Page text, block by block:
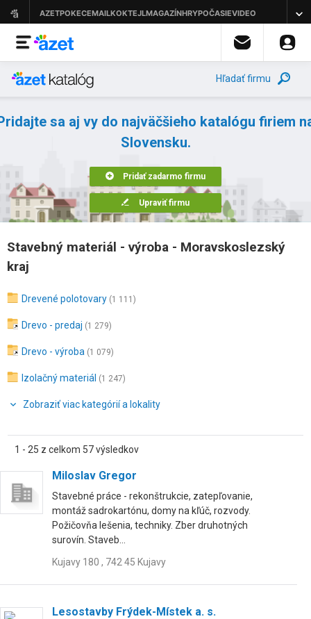
Hľadať firmu
sa aj vy do najväčšieho katalógu firiem
Slovensku.
Pridať zadarmo firmu
Upraviť firmu
Stavebný materiál - výroba - Moravskoslezský
kraj
Drevené polotovary (1 111)
Drevo - predaj (1 279)
Drevo - výroba (1 079)
Izolačný materiál (1 247)
Zobraziť viac kategórií a lokality
1 - 25 z celkom 57 výsledkov
Miloslav Gregor
Stavebné práce - rekonštrukcie, zatepľovanie,
montáž sadrokartónu, domy na kľúč, rozvody.
Požičovňa lešenia, techniky. Zber druhotných
surovín. Staveb...
Kujavy 180 , 742 45 Kujavy
Lesostavby Frýdek-Místek a. s.